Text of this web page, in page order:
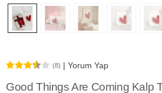
(8) | Yorum Yap
Good Things Are Coming Kalp